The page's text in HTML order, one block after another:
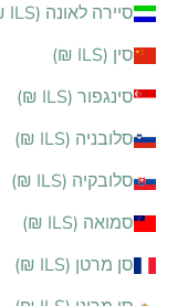
סיירה לאונה (ILS ₪)
סין (ILS ₪)
סינגפור (ILS ₪)
סלובניה (ILS ₪)
סלובקיה (ILS ₪)
סמואה (ILS ₪)
סן מרטן (ILS ₪)